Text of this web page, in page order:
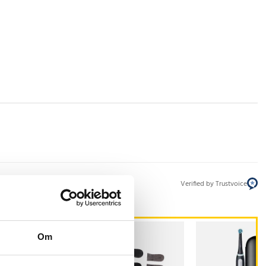
Om
Verified by Trustvoice